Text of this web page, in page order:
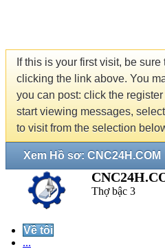
If this is your first visit, be
clicking the link above. You
you can post: click the
start viewing messages,
to visit from the selection
Xem Hồ sơ: CNC24H.COM
Thợ bậc 3
Về tôi
...